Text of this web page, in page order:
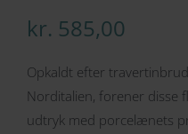
kr. 585,00
Opkaldt efter
Norditalien, forener disse
udtryk med porcelænets